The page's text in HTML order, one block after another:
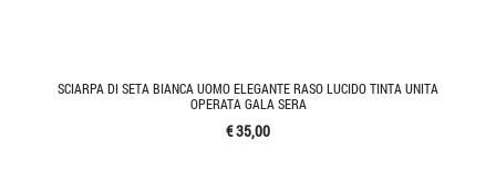
SCIARPA DI SETA BIANCA UOMO ELEGANTE RASO LUCIDO TINTA UNITA
OPERATA GALA SERA
€ 35,00